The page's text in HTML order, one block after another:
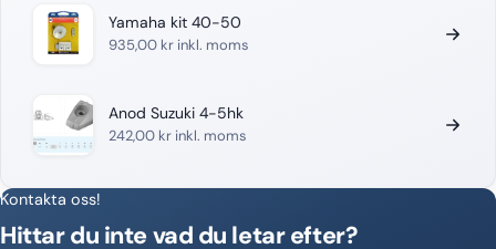
Yamaha kit 40-50
935,00 kr inkl. moms
Anod Suzuki 4-5hk
242,00 kr inkl. moms
Kontakta oss!
Hittar du inte vad du letar efter?